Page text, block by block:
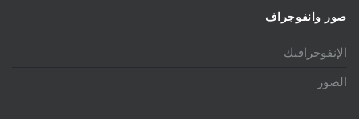
صور وانفوجراف
الإنفوجرافيك
الصور